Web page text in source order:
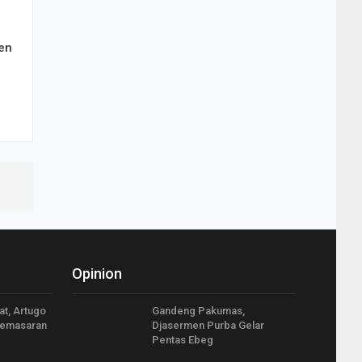
Artugo
Opinion
Gandeng Pakumas,
Djasermen Purba Gelar
Pentas Ebeg